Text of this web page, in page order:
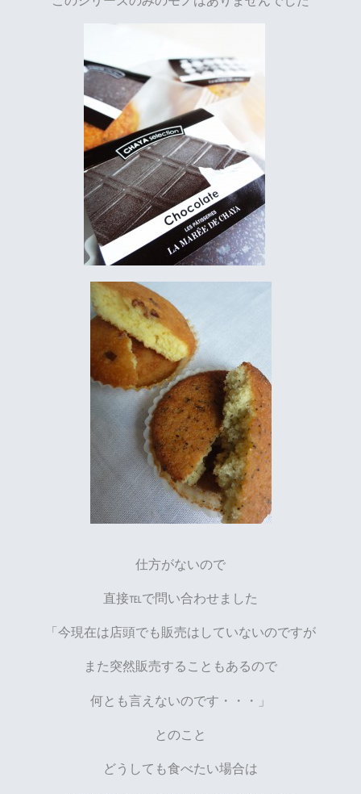
仕方がないので
直接℡で問い合わせました
「今現在は店頭でも販売はしていないのですが
また突然販売することもあるので
何とも言えないのです・・・」
とのこと
どうしても食べたい場合は